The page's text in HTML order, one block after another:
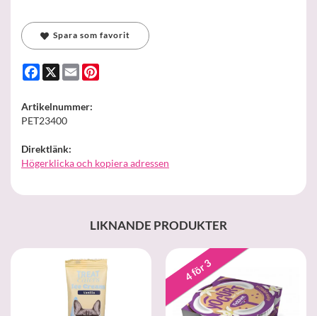
Spara som favorit
Facebook
X Email
Artikelnummer:
PET23400
Direktlänk:
Högerklicka och kopiera adressen
LIKNANDE PRODUKTER
4 för 3